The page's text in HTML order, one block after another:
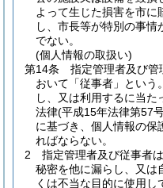
よって生じた損害を市に
し、市長等が特別の事情
でない。
(個人情報の取扱い)
第14条
指定管理者及び管
おいて「従事者」という
し、又は利用するに当
法律(平成15年法律第57
に基づき、個人情報の保
ればならない。
2
指定管理者及び従事者
秘密を他に漏らし、又は
くは不当な目的に使用し